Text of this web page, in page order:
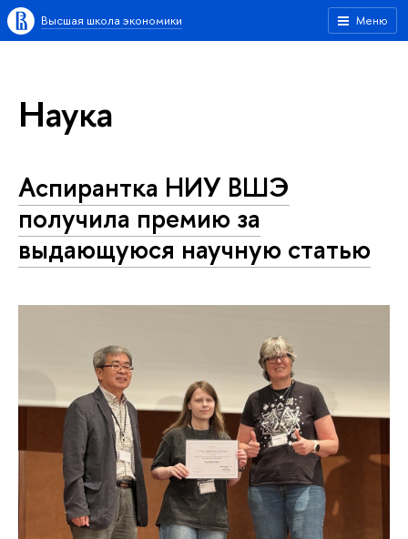
Меню
Высшая школа экономики
Наука
Аспирантка НИУ ВШЭ
получила премию за
выдающуюся научную статью